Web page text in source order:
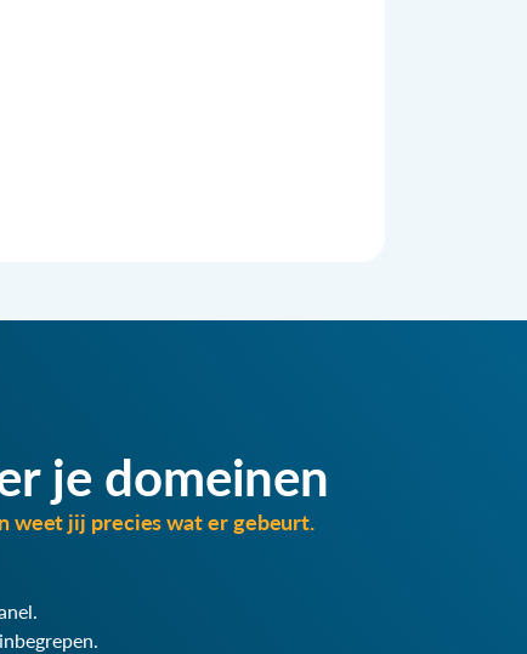
je domeinen
weet jij precies wat er gebeurt.